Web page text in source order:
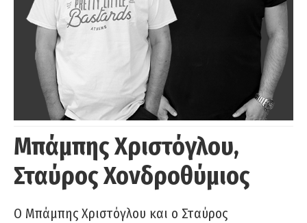
Μπάμπης Χριστόγλου,
Σταύρος Χονδροθύμιος
O Μπάμπης Χριστόγλου και ο Σταύρος